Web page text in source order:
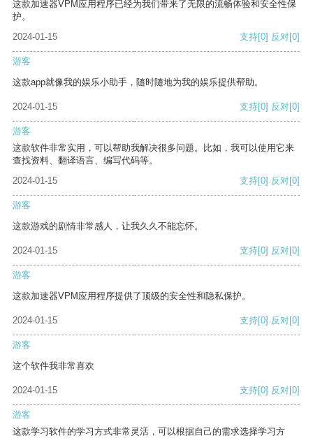
这款加速器VPM应用程序已经为我们带来了无限的流畅体验和安全性保
护。
2024-01-15
支持[0] 反对[0]
游客
这款app就像我的娱乐小助手，随时随地为我的娱乐提供帮助。
2024-01-15 支持[0] 反对[0]
游客
这款软件非常实用，可以帮助我解决很多问题。比如，我可以使用它来
查找资料、翻译语言、编写代码等。
2024-01-15
支持[0] 反对[0]
游客
这款游戏的剧情非常感人，让我久久不能忘怀。
2024-01-15 支持[0] 反对[0]
游客
这款加速器VPM应用程序提供了顶级的安全性和隐私保护。
2024-01-15 支持[0] 反对[0]
游客
这个软件我非常喜欢
2024-01-15 支持[0] 反对[0]
游客
这款学习软件的学习方式非常灵活，可以根据自己的需求选择学习方